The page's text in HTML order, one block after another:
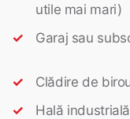
utile mai mari)
Garaj sau
Clădire de
Hală